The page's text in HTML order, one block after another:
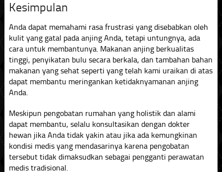
Kesimpulan
Anda dapat memahami rasa frustrasi yang disebabkan oleh
kulit yang gatal pada anjing Anda, tetapi untungnya, ada
cara untuk membantunya. Makanan anjing berkualitas
tinggi, penyikatan bulu secara berkala, dan tambahan bahan
makanan yang sehat seperti yang telah kami uraikan di atas
dapat membantu meringankan ketidaknyamanan anjing
Anda.
Meskipun pengobatan rumahan yang holistik dan alami
dapat membantu, selalu konsultasikan dengan dokter
hewan jika Anda tidak yakin atau jika ada kemungkinan
kondisi medis yang mendasarinya karena pengobatan
tersebut tidak dimaksudkan sebagai pengganti perawatan
medis tradisional.